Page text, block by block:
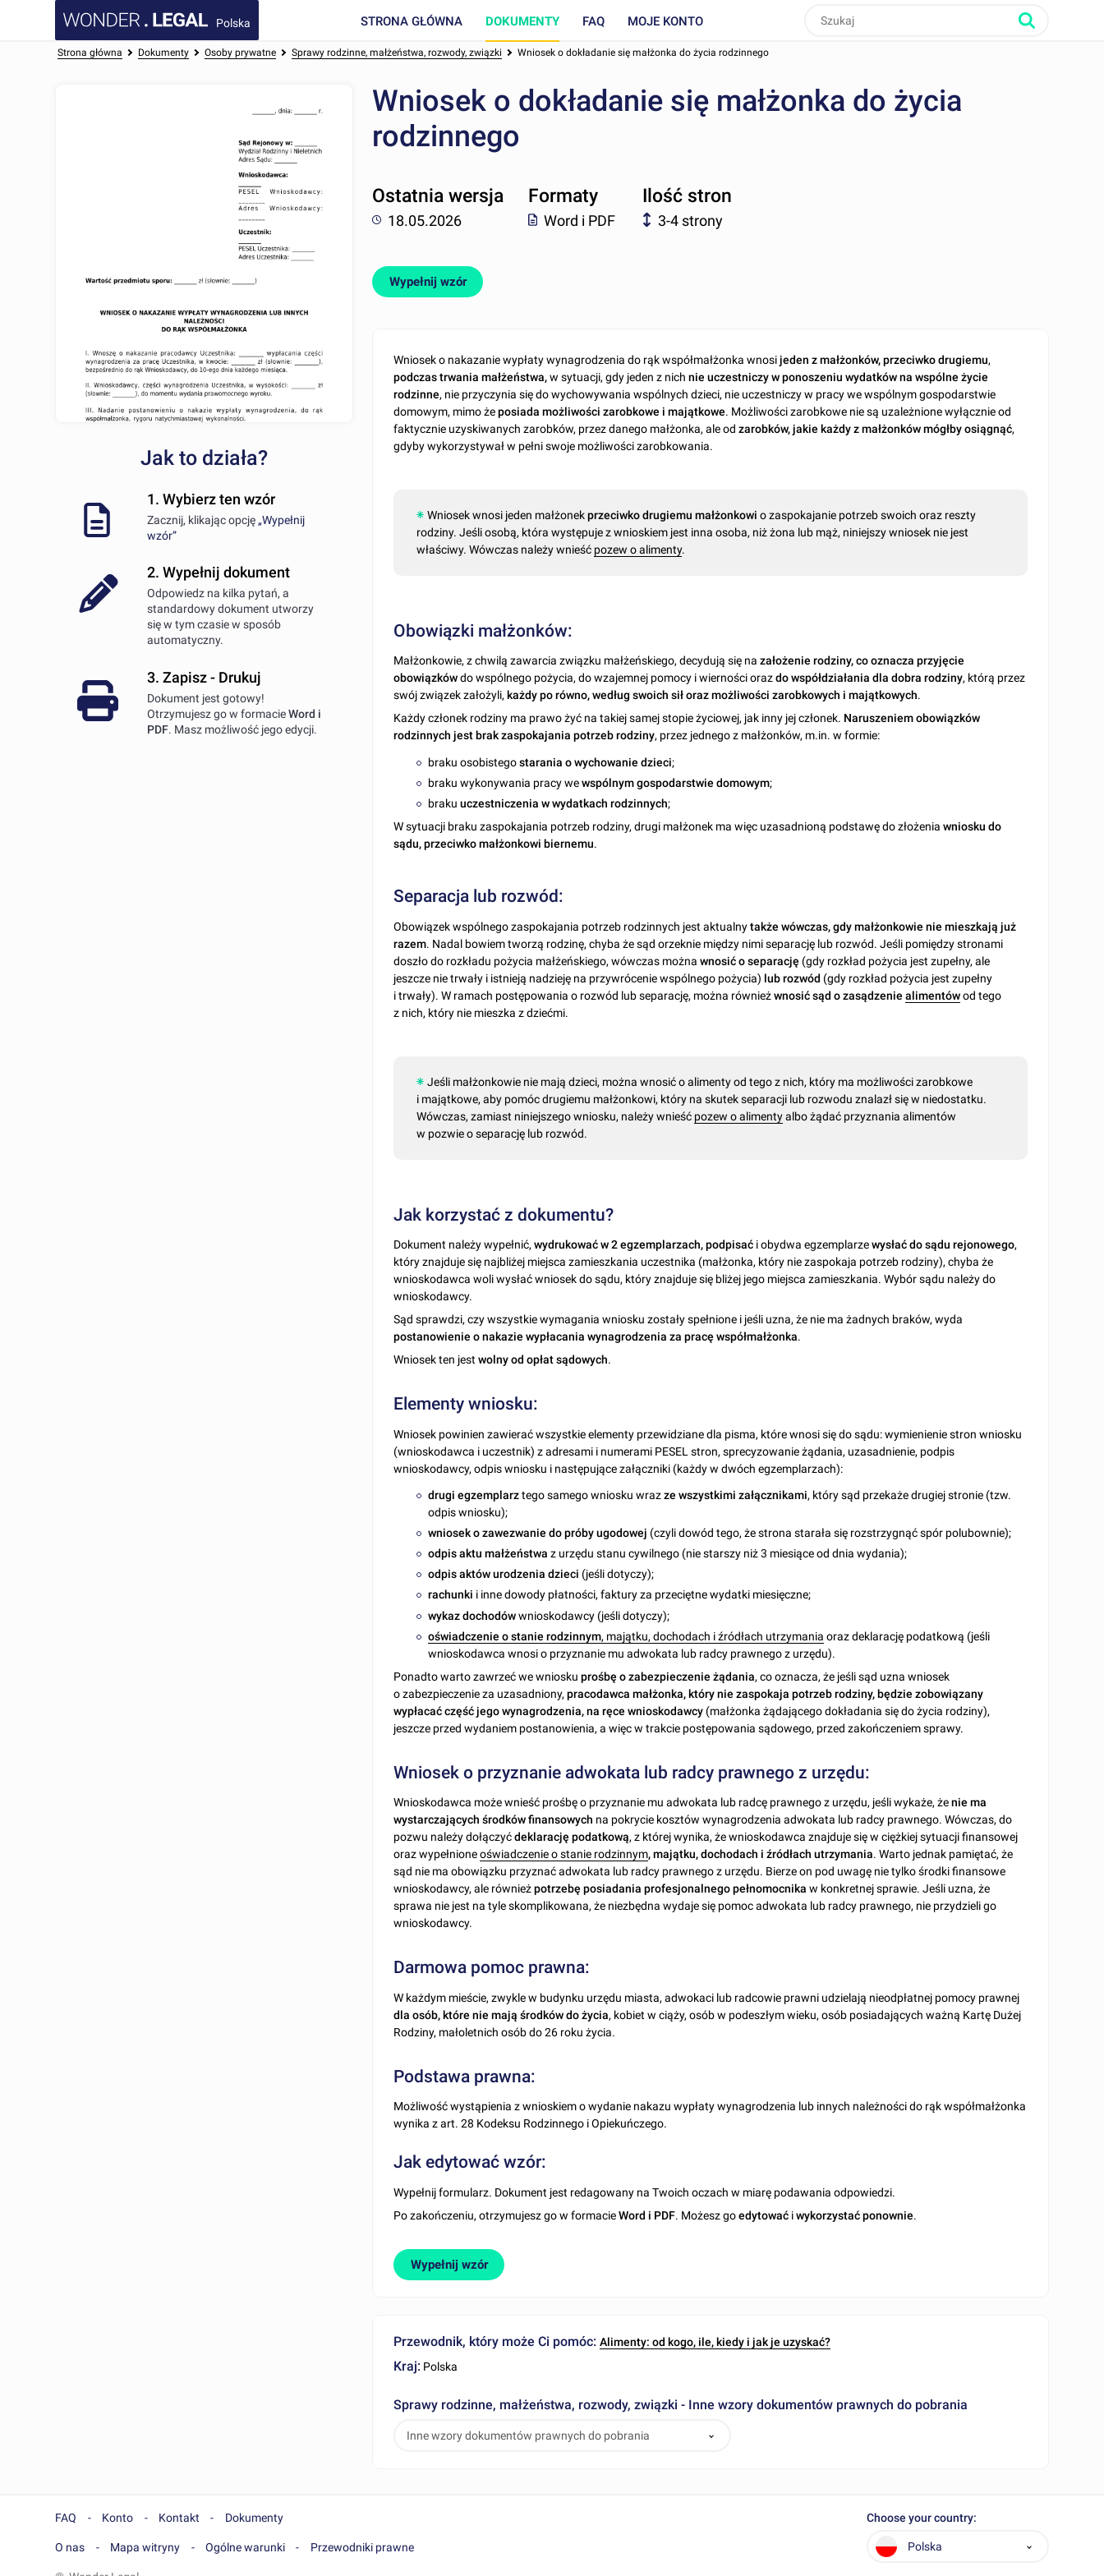
Polska STRONA GŁÓWNA DOKUMENTY FAQ MOJE KONTO
Strona główna Dokumenty Osoby prywatne Sprawy rodzinne, małżeństwa, rozwody, związki Wniosek o dokładanie się małżonka do życia rodzinnego
Jak to działa?
1. Wybierz ten wzór
Zacznij, klikając opcję„Wypełnij
wzór”
2. Wypełnij dokument
Odpowiedz na kilka pytań, a
standardowy dokument utworzy
się w tym czasie w sposób
automatyczny.
3. Zapisz - Drukuj
Dokument jest gotowy!
Otrzymujesz go w formacieWord i
PDF. Masz możliwość jego edycji.
Wniosek o dokładanie się małżonka do życia
rodzinnego
Ostatnia wersja
18.05.2026
Formaty
Word i PDF
Ilość stron
3-4 strony
Wypełnij wzór
Wniosek o nakazanie wypłaty wynagrodzenia do rąk współmałżonka wnosijeden z małżonków, przeciwko drugiemu,
podczas trwania małżeństwa,w sytuacji, gdy jeden z nichnie uczestniczy w ponoszeniu wydatków na wspólne życie
rodzinne, nie przyczynia się do wychowywania wspólnych dzieci, nie uczestniczy w pracy we wspólnym gospodarstwie
domowym, mimo żeposiada możliwości zarobkowe i majątkowe. Możliwości zarobkowe nie są uzależnione wyłącznie od
faktycznie uzyskiwanych zarobków, przez danego małżonka, ale odzarobków, jakie każdy z małżonków mógłby osiągnąć,
gdyby wykorzystywał w pełni swoje możliwości zarobkowania.
Wniosek wnosi jeden małżonekprzeciwko drugiemu małżonkowi o zaspokajanie potrzeb swoich oraz reszty
rodziny. Jeśli osobą, która występuje z wnioskiem jest inna osoba, niż żona lub mąż, niniejszy wniosek nie jest
właściwy. Wówczas należy wnieść pozew o alimenty.
Obowiązki małżonków:
Małżonkowie, z chwilą zawarcia związku małżeńskiego, decydują się nazałożenie rodziny, co oznacza przyjęcie
obowiązkówdo wspólnego pożycia, do wzajemnej pomocy i wierności orazdo współdziałania dla dobra rodziny, którą przez
swój związek założyli, każdy po równo, według swoich sił oraz możliwości zarobkowych i majątkowych.
Każdy członek rodziny ma prawo żyć na takiej samej stopie życiowej, jak inny jej członek. Naruszeniem obowiązków
rodzinnych jest brak zaspokajania potrzeb rodziny, przez jednego z małżonków, m.in. w formie:
braku osobistegostarania o wychowanie dzieci;
braku wykonywania pracy wewspólnym gospodarstwie domowym;
brakuuczestniczenia w wydatkach rodzinnych;
W sytuacji braku zaspokajania potrzeb rodziny, drugi małżonek ma więc uzasadnioną podstawę do złożenia wniosku do
sądu, przeciwko małżonkowi biernemu.
Separacja lub rozwód:
Obowiązek wspólnego zaspokajania potrzeb rodzinnych jest aktualnytakże wówczas, gdy małżonkowie nie mieszkają już
razem. Nadal bowiem tworzą rodzinę, chyba że sąd orzeknie między nimi separację lub rozwód. Jeśli pomiędzy stronami
doszło do rozkładu pożycia małżeńskiego, wówczas możnawnosić o separację (gdy rozkład pożycia jest zupełny, ale
jeszcze nie trwały i istnieją nadzieję na przywrócenie wspólnego pożycia) lub rozwód (gdy rozkład pożycia jest zupełny
i trwały). W ramach postępowania o rozwód lub separację, można równieżwnosić sąd o zasądzeniealimentówod tego
z nich, który nie mieszka z dziećmi.
Jeśli małżonkowie nie mają dzieci, można wnosić o alimenty od tego z nich, który ma możliwości zarobkowe
i majątkowe, aby pomóc drugiemu małżonkowi, który na skutek separacji lub rozwodu znalazł się w niedostatku.
Wówczas, zamiast niniejszego wniosku, należy wnieść pozew o alimentyalbo żądać przyznania alimentów
w pozwie o separację lub rozwód.
Jak korzystać z dokumentu?
Dokument należy wypełnić,wydrukować w 2 egzemplarzach, podpisać i obydwa egzemplarzewysłać do sądu rejonowego,
który znajduje się najbliżej miejsca zamieszkania uczestnika (małżonka, który nie zaspokaja potrzeb rodziny), chyba że
wnioskodawca woli wysłać wniosek do sądu, który znajduje się bliżej jego miejsca zamieszkania. Wybór sądu należy do
wnioskodawcy.
Sąd sprawdzi, czy wszystkie wymagania wniosku zostały spełnione i jeśli uzna, że nie ma żadnych braków, wyda
postanowienie o nakazie wypłacania wynagrodzenia za pracę współmałżonka.
Wniosek ten jestwolny od opłat sądowych.
Elementy wniosku:
Wniosek powinien zawierać wszystkie elementy przewidziane dla pisma, które wnosi się do sądu: wymienienie stron wniosku
(wnioskodawca i uczestnik) z adresami i numerami PESEL stron, sprecyzowanie żądania, uzasadnienie, podpis
wnioskodawcy, odpis wniosku i następujące załączniki (każdy w dwóch egzemplarzach):
drugi egzemplarztego samego wniosku wrazze wszystkimi załącznikami, który sąd przekaże drugiej stronie (tzw.
odpis wniosku);
wniosek o zawezwanie do próby ugodowej (czyli dowód tego, że strona starała się rozstrzygnąć spór polubownie);
odpis aktu małżeństwa z urzędu stanu cywilnego (nie starszy niż 3 miesiące od dnia wydania);
odpis aktów urodzenia dzieci (jeśli dotyczy);
rachunki i inne dowody płatności, faktury za przeciętne wydatki miesięczne;
wykaz dochodówwnioskodawcy (jeśli dotyczy);
oświadczenie o stanie rodzinnym, majątku, dochodach i źródłach utrzymania oraz deklarację podatkową (jeśli
wnioskodawca wnosi o przyznanie mu adwokata lub radcy prawnego z urzędu).
Ponadto warto zawrzeć we wnioskuprośbę o zabezpieczenie żądania, co oznacza, że jeśli sąd uzna wniosek
o zabezpieczenie za uzasadniony,pracodawca małżonka, który nie zaspokaja potrzeb rodziny, będzie zobowiązany
wypłacać część jego wynagrodzenia, na ręce wnioskodawcy (małżonka żądającego dokładania się do życia rodziny),
jeszcze przed wydaniem postanowienia, a więc w trakcie postępowania sądowego, przed zakończeniem sprawy.
Wniosek o przyznanie adwokata lub radcy prawnego z urzędu:
Wnioskodawca może wnieść prośbę o przyznanie mu adwokata lub radcę prawnego z urzędu, jeśli wykaże, żenie ma
wystarczających środków finansowych na pokrycie kosztów wynagrodzenia adwokata lub radcy prawnego. Wówczas, do
pozwu należy dołączyćdeklarację podatkową, z której wynika, że wnioskodawca znajduje się w ciężkiej sytuacji finansowej
oraz wypełnioneoświadczenie o stanie rodzinnym, majątku, dochodach i źródłach utrzymania. Warto jednak pamiętać, że
sąd nie ma obowiązku przyznać adwokata lub radcy prawnego z urzędu. Bierze on pod uwagę nie tylko środki finansowe
wnioskodawcy, ale równieżpotrzebę posiadania profesjonalnego pełnomocnika w konkretnej sprawie. Jeśli uzna, że
sprawa nie jest na tyle skomplikowana, że niezbędna wydaje się pomoc adwokata lub radcy prawnego, nie przydzieli go
wnioskodawcy.
Darmowa pomoc prawna:
W każdym mieście, zwykle w budynku urzędu miasta, adwokaci lub radcowie prawni udzielają nieodpłatnej pomocy prawnej
dla osób, które nie mają środków do życia, kobiet w ciąży, osób w podeszłym wieku, osób posiadających ważną Kartę Dużej
Rodziny, małoletnich osób do 26 roku życia.
Podstawa prawna:
Możliwość wystąpienia z wnioskiem o wydanie nakazu wypłaty wynagrodzenia lub innych należności do rąk współmałżonka
wynika z art. 28 Kodeksu Rodzinnego i Opiekuńczego.
Jak edytować wzór:
Wypełnij formularz. Dokument jest redagowany na Twoich oczach w miarę podawania odpowiedzi.
Po zakończeniu, otrzymujesz go w formacieWord i PDF. Możesz goedytować iwykorzystać ponownie.
Wypełnij wzór
Przewodnik, który może Ci pomóc:Alimenty: od kogo, ile, kiedy i jak je uzyskać?
Kraj: Polska
Sprawy rodzinne, małżeństwa, rozwody, związki - Inne wzory dokumentów prawnych do pobrania
Inne wzory dokumentów prawnych do pobrania
FAQ Konto Kontakt Dokumenty
O nas Mapa witryny Ogólne warunki Przewodniki prawne
Choose your country:
Polska